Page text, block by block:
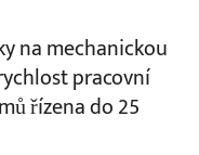
na mechanickou
pracovní
řízena do 25